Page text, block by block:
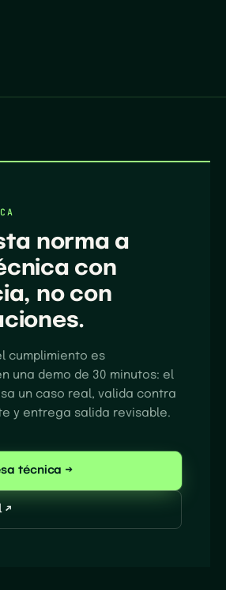
norma a
con
no con
cumplimiento es
una demo de 30 minutos: el
un caso real, valida contra
y entrega salida revisable.
técnica →
↗